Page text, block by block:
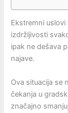
Ekstremni
izdržljivosti
ipak ne dešava
najave.
Ova situacija se
čekanja u
značajno